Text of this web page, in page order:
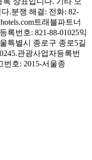
.분쟁 해결: 전화: 82-
트래블파트너
록번호: 821-88-01025익
특별시 종로구 종로5길
관광사업자등록번
번호: 2015-서울종